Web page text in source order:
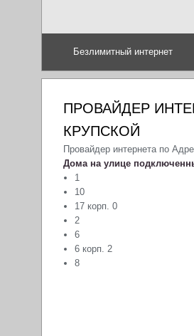
Безлимитный интернет
ПРОВАЙДЕР
КРУПСКОЙ
Провайдер интернета по
Дома на улице
1
10
17 корп. 0
2
6
6 корп. 2
8